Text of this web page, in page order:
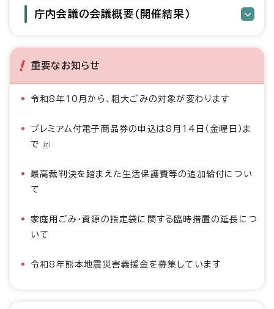
庁内会議の会議概要（開催結果）
重要なお知らせ
令和8年10月から、粗大ごみの対象が変わります
プレミアム付電子商品券の申込は8月14日（金曜日）ま
で
最高裁判決を踏まえた生活保護費等の追加給付につい
て
家庭用ごみ・資源の指定袋に関する臨時措置の延長につ
いて
令和8年熊本地震災害義援金を募集しています